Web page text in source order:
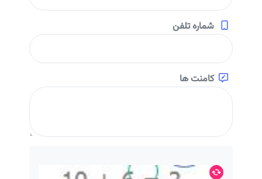
شماره تلفن
کامنت ها